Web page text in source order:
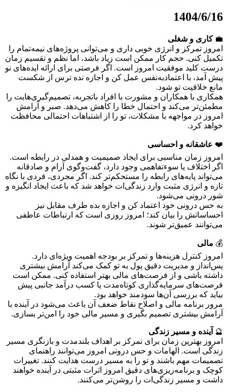
1404/6/16
💼کاری و شغلی
امروز تمرکز و انرژی خوبی داری و می‌توانی پروژه‌های نیمه‌تمام را
تکمیل کنی. حجم کار ممکن است زیاد باشد، اما نظم و تقسیم زمان
درست کلید موفقیت امروز است. اگر فرصتی برای ارائه ایده‌های نو
پیش آمد، با اعتمادبه‌نفس عمل کن و اجازه نده ترس از شکست
مانع خلاقیت تو شود.
همکاری با همکاران و مشورت با افراد باتجربه، تصمیم‌گیری‌هایت را
مطمئن‌تر می‌کند و احتمال خطا را کاهش می‌دهد. صبر و آرامش
امروز در مواجهه با مشکلات، تو را از اشتباهات احتمالی محافظت
خواهد کرد.
❤️ عاشقانه و احساسی
امروز زمان مناسبی برای ایجاد صمیمیت و همدلی در رابطه است.
اگر اختلاف یا سوءتفاهمی وجود دارد، گفت‌وگوی آرام و صادقانه
می‌تواند پایه‌های رابطه را مستحکم‌تر کند. اگر مجردی، فردی با نگاه
تازه و انرژی مثبت وارد زندگی‌ات خواهد شد که باعث ایجاد انگیزه و
شور درونی می‌شود.
به حس درونی خود اعتماد کن و اجازه بده طرف مقابل نیز
احساساتش را بیان کند؛ امروز روزی است که ارتباطات عاطفی
می‌توانند عمیق‌تر شوند.
💰 مالی
امروز کنترل هزینه‌ها و تمرکز بر بودجه اهمیت ویژه‌ای دارد.
پس‌انداز و مدیریت دقیق پول به تو کمک می‌کند آرامش بیشتری
داشته باشی و از فرصت‌های مالی بهتر استفاده کنی. ممکن است
فرصت‌های سرمایه‌گذاری کوتاه‌مدت یا کسب درآمد جانبی پیش
بیاید که بررسی آن‌ها سودمند خواهد بود.
مرور برنامه مالی و اصلاح نقاط ضعف آن باعث می‌شود در آینده با
آرامش بیشتری تصمیم بگیری و مسیر مالی خود را امن‌تر بسازی.
🔮 آینده و مسیر زندگی
امروز بهترین زمان برای تمرکز بر اهداف بلندمدت و بازنگری مسیر
زندگی است. الهامات و حس درونی امروز می‌توانند راهنمای
تصمیمات مهم باشند و تو را به مسیر درست هدایت کنند. تغییرات
کوچک و برنامه‌ریزی‌های دقیق امروز اثرات مثبتی در آینده خواهند
داشت و مسیر زندگی‌ات را روشن‌تر می‌کنند.